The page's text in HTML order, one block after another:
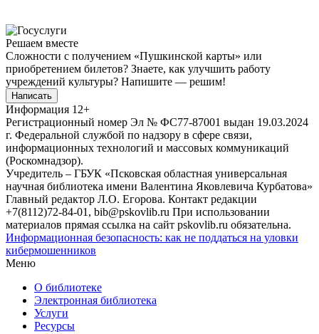
Решаем вместе
Сложности с получением «Пушкинской карты» или
приобретением билетов? Знаете, как улучшить работу
учреждений культуры? Напишите — решим!
Написать
Информация 12+
Регистрационный номер Эл № ФС77-87001 выдан 19.03.2024
г. Федеральной службой по надзору в сфере связи,
информационных технологий и массовых коммуникаций
(Роскомнадзор).
Учредитель – ГБУК «Псковская областная универсальная
научная библиотека имени Валентина Яковлевича Курбатова»
Главный редактор Л.О. Егорова. Контакт редакции
+7(8112)72-84-01, bib@pskovlib.ru При использовании
материалов прямая ссылка на сайт pskovlib.ru обязательна.
Информационная безопасность: как не поддаться на уловки
кибермошенников
Меню
О библиотеке
Электронная библиотека
Услуги
Ресурсы